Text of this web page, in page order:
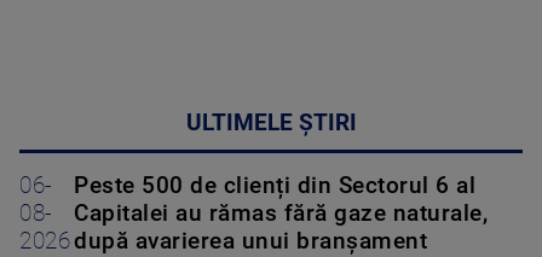
ULTIMELE ȘTIRI
06-
08-
2026
Peste 500 de clienți din Sectorul 6 al
Capitalei au rămas fără gaze naturale,
după avarierea unui branșament